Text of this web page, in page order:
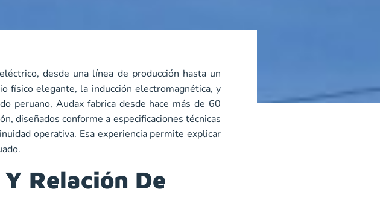
desde una línea de producción hasta un
físico elegante, la inducción electromagnética, y
peruano, Audax fabrica desde hace más de 60
diseñados conforme a especificaciones técnicas
operativa. Esa experiencia permite explicar
Relación De